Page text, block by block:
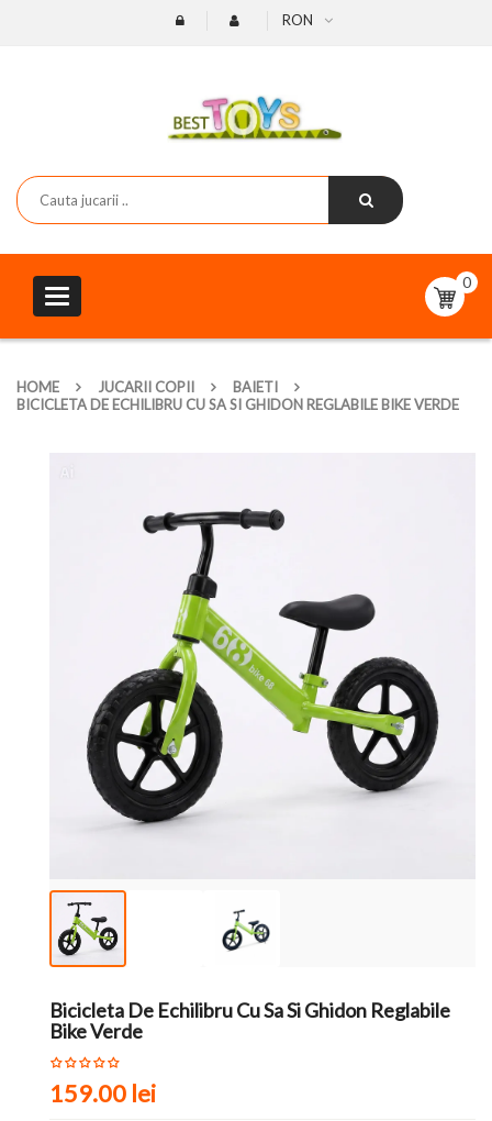
RON
Toggle
navigation
0
HOME JUCARII COPII
BAIETI
BICICLETA DE ECHILIBRU CU SA SI GHIDON REGLABILE BIKE VERDE
Bicicleta De Echilibru Cu Sa Si Ghidon Reglabile
Bike Verde
159.00 lei